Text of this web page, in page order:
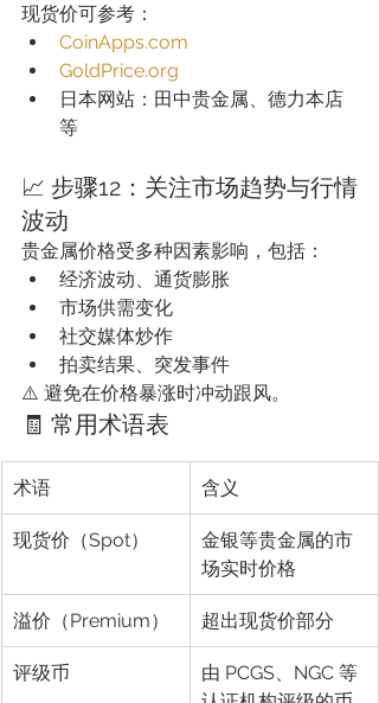
现货价可参考：
CoinApps.com
GoldPrice.org
日本网站：田中贵金属、德力本店
等
📈 步骤12：关注市场趋势与行情
波动
贵金属价格受多种因素影响，包括：
经济波动、通货膨胀
市场供需变化
社交媒体炒作
拍卖结果、突发事件
⚠️ 避免在价格暴涨时冲动跟风。
🧾 常用术语表
术语 含义
现货价（Spot）
金银等贵金属的市
场实时价格
溢价（Premium） 超出现货价部分
评级币
由 PCGS、NGC 等